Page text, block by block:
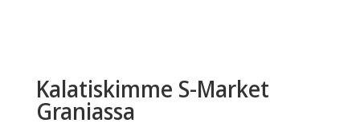
Kalatiskimme S-Market
Graniassa